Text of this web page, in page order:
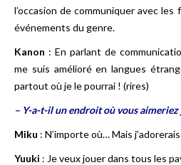
l’occasion de communiquer avec
événements du genre.
Kanon : En parlant de
me suis amélioré en langues
partout où je le pourrai ! (rires)
– Y-a-t-il un endroit où vous
Miku : N’importe où… Mais
Yuuki : Je veux jouer dans tous les